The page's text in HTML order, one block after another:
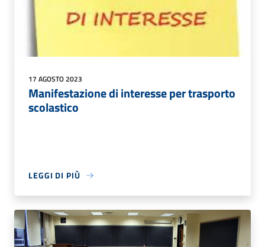
17 AGOSTO 2023
Manifestazione di interesse per trasporto
scolastico
LEGGI DI PIÙ